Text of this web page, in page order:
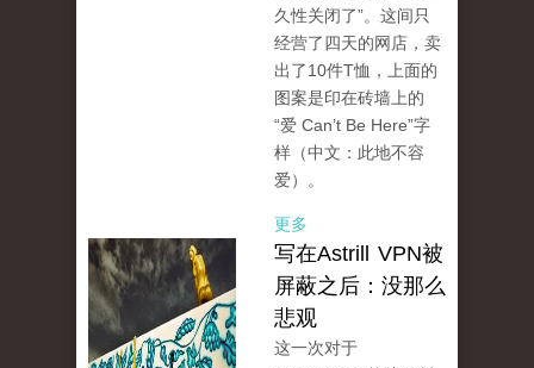
久性关闭了”。这间只
经营了四天的网店，卖
出了10件T恤，上面的
图案是印在砖墙上的
“爱 Can’t Be Here”字
样（中文：此地不容
爱）。
更多
写在Astrill VPN被
屏蔽之后：没那么
悲观
这一次对于